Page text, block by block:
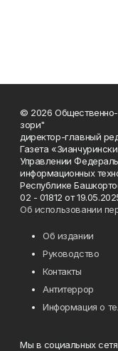
© 2026 Общественно-
зори"
директор-главный
Газета
Управлении
информационных
Республике
02 - 01812 от
Об использовании
Об издании
Руководство
Контакты
Антитеррор
Информация о
Мы в социальных